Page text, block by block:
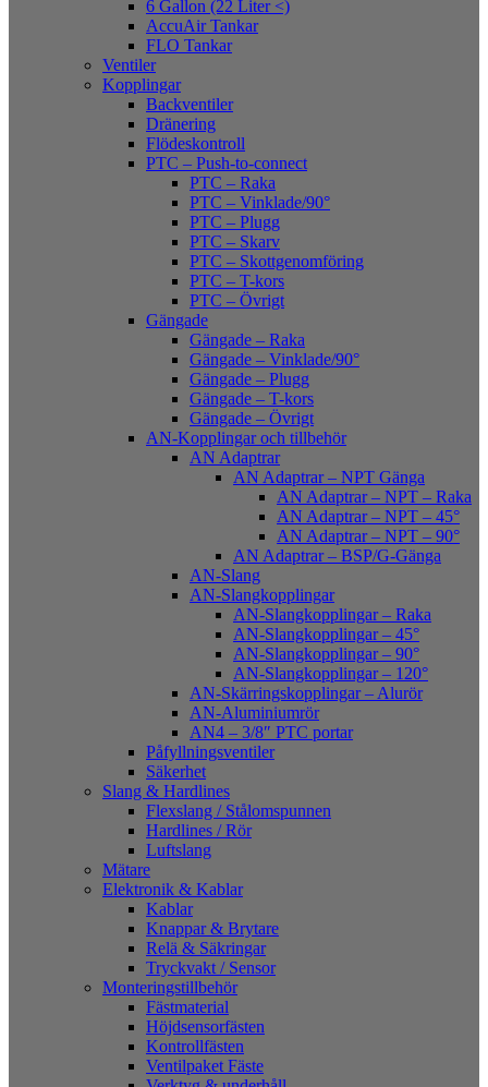
6 Gallon (22 Liter <)
AccuAir Tankar
FLO Tankar
Ventiler
Kopplingar
Backventiler
Dränering
Flödeskontroll
PTC – Push-to-connect
PTC – Raka
PTC – Vinklade/90°
PTC – Plugg
PTC – Skarv
PTC – Skottgenomföring
PTC – T-kors
PTC – Övrigt
Gängade
Gängade – Raka
Gängade – Vinklade/90°
Gängade – Plugg
Gängade – T-kors
Gängade – Övrigt
AN-Kopplingar och tillbehör
AN Adaptrar
AN Adaptrar – NPT Gänga
AN Adaptrar – NPT – Raka
AN Adaptrar – NPT – 45°
AN Adaptrar – NPT – 90°
AN Adaptrar – BSP/G-Gänga
AN-Slang
AN-Slangkopplingar
AN-Slangkopplingar – Raka
AN-Slangkopplingar – 45°
AN-Slangkopplingar – 90°
AN-Slangkopplingar – 120°
AN-Skärringskopplingar – Alurör
AN-Aluminiumrör
AN4 – 3/8″ PTC portar
Påfyllningsventiler
Säkerhet
Slang & Hardlines
Flexslang / Stålomspunnen
Hardlines / Rör
Luftslang
Mätare
Elektronik & Kablar
Kablar
Knappar & Brytare
Relä & Säkringar
Tryckvakt / Sensor
Monteringstillbehör
Fästmaterial
Höjdsensorfästen
Kontrollfästen
Ventilpaket Fäste